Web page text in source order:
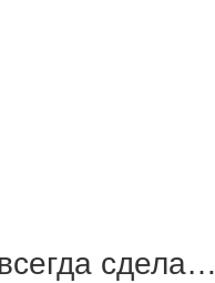
сдела…